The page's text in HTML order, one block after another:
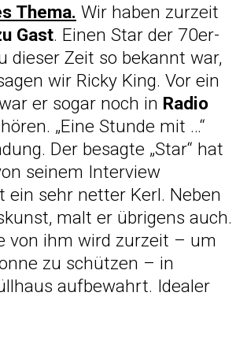
Thema. Wir haben zurzeit
Gast. Einen Star der 70er-
dieser Zeit so bekannt war,
wir Ricky King. Vor ein
er sogar noch in Radio
„Eine Stunde mit …“
Der besagte „Star“ hat
seinem Interview
ein sehr netter Kerl. Neben
malt er übrigens auch.
von ihm wird zurzeit – um
zu schützen – in
aufbewahrt. Idealer